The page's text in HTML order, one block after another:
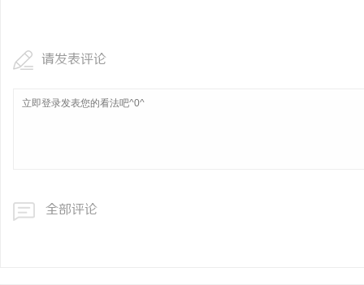
请发表评论
全部评论